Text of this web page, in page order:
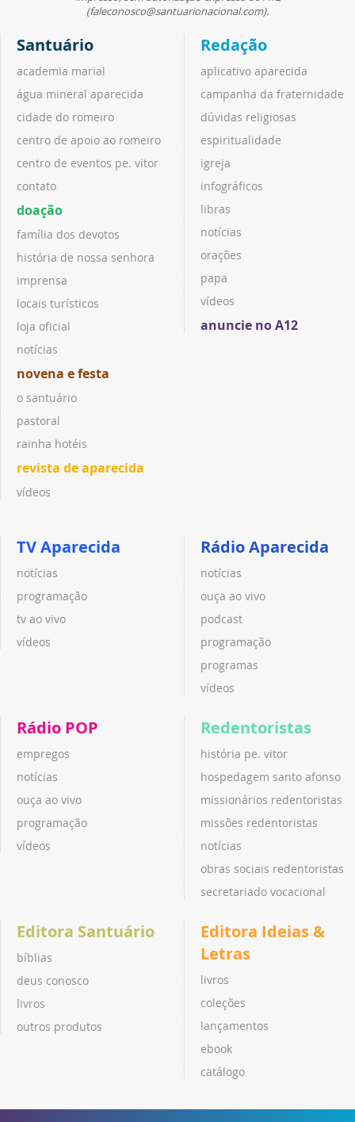
(faleconosco@santuarionacional.com).
Santuário
academia marial
água mineral aparecida
cidade do romeiro
centro de apoio ao romeiro
centro de eventos pe. vitor
contato
doação
família dos devotos
história de nossa senhora
imprensa
locais turísticos
loja oficial
notícias
novena e festa
o santuário
pastoral
rainha hotéis
revista de aparecida
vídeos
Redação
aplicativo aparecida
campanha da fraternidade
dúvidas religiosas
espiritualidade
igreja
infográficos
libras
notícias
orações
papa
vídeos
anuncie no A12
TV Aparecida
notícias
programação
tv ao vivo
vídeos
Rádio Aparecida
notícias
ouça ao vivo
podcast
programação
programas
vídeos
Rádio POP
empregos
notícias
ouça ao vivo
programação
vídeos
Redentoristas
história pe. vitor
hospedagem santo afonso
missionários redentoristas
missões redentoristas
notícias
obras sociais redentoristas
secretariado vocacional
Editora Santuário
bíblias
deus conosco
livros
outros produtos
Editora Ideias &
Letras
livros
coleções
lançamentos
ebook
catálogo